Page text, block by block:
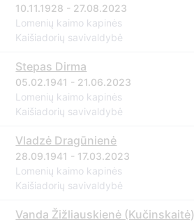
10.11.1928 - 27.08.2023
Lomenių kaimo kapinės
Kaišiadorių savivaldybė
Stepas Dirma
05.02.1941 - 21.06.2023
Lomenių kaimo kapinės
Kaišiadorių savivaldybė
Vladzė Dragūnienė
28.09.1941 - 17.03.2023
Lomenių kaimo kapinės
Kaišiadorių savivaldybė
Vanda Žižliauskienė (Kučinskaitė)